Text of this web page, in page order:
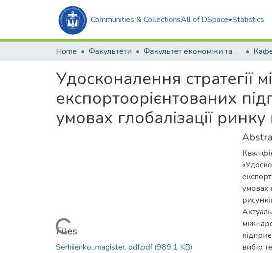
Communities & CollectionsAll of DSpace Statistics
Home Факультети Факультет економіки та екології моря (ФЕЕМ)
Удосконалення стратегії
експортоорієнтованих
умовах глобалізації
Loading...
Files
Serhiienko_magister. pdf.pdf(989.1 KB)
умовах
вибір